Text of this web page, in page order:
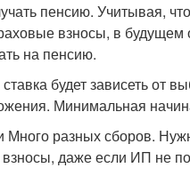
пенсию. Учитывая,
взносы, в будущем
на пенсию.
будет зависеть от
Минимальная
Много разных сборов.
даже если ИП не